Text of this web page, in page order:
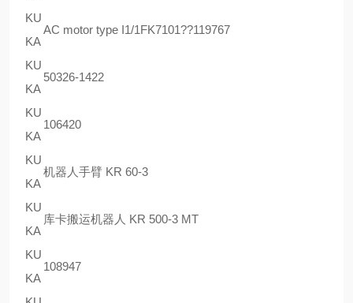
KU
KA
AC motor type I1/1FK7101??119767
KU
KA
50326-1422
KU
KA
106420
KU
KA
机器人手臂 KR 60-3
KU
KA
库卡搬运机器人 KR 500-3 MT
KU
KA
108947